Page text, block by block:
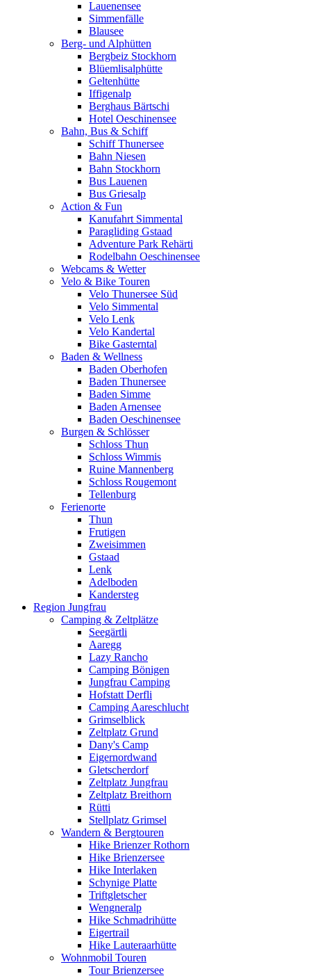
Lauenensee
Simmenfälle
Blausee
Berg- und Alphütten
Bergbeiz Stockhorn
Blüemlisalphütte
Geltenhütte
Iffigenalp
Berghaus Bärtschi
Hotel Oeschinensee
Bahn, Bus & Schiff
Schiff Thunersee
Bahn Niesen
Bahn Stockhorn
Bus Lauenen
Bus Griesalp
Action & Fun
Kanufahrt Simmental
Paragliding Gstaad
Adventure Park Rehärti
Rodelbahn Oeschinensee
Webcams & Wetter
Velo & Bike Touren
Velo Thunersee Süd
Velo Simmental
Velo Lenk
Velo Kandertal
Bike Gasterntal
Baden & Wellness
Baden Oberhofen
Baden Thunersee
Baden Simme
Baden Arnensee
Baden Oeschinensee
Burgen & Schlösser
Schloss Thun
Schloss Wimmis
Ruine Mannenberg
Schloss Rougemont
Tellenburg
Ferienorte
Thun
Frutigen
Zweisimmen
Gstaad
Lenk
Adelboden
Kandersteg
Region Jungfrau
Camping & Zeltplätze
Seegärtli
Aaregg
Lazy Rancho
Camping Bönigen
Jungfrau Camping
Hofstatt Derfli
Camping Aareschlucht
Grimselblick
Zeltplatz Grund
Dany's Camp
Eigernordwand
Gletscherdorf
Zeltplatz Jungfrau
Zeltplatz Breithorn
Rütti
Stellplatz Grimsel
Wandern & Bergtouren
Hike Brienzer Rothorn
Hike Brienzersee
Hike Interlaken
Schynige Platte
Triftgletscher
Wengneralp
Hike Schmadrihütte
Eigertrail
Hike Lauteraarhütte
Wohnmobil Touren
Tour Brienzersee